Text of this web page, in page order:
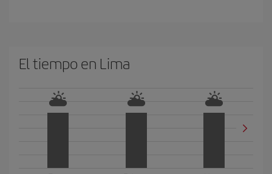
El tiempo en Lima